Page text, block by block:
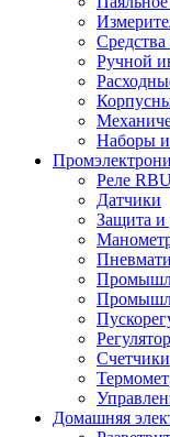
Средства
Ручной
Наборы и
Реле
Датчики
Защита и
Счетчики
Домашняя